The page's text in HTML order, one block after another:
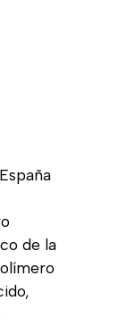
de la